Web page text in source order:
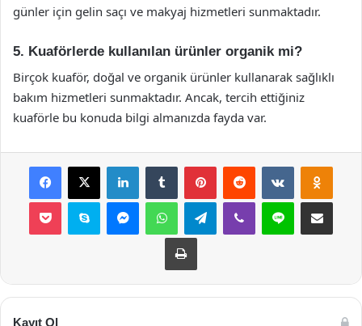
günler için gelin saçı ve makyaj hizmetleri sunmaktadır.
5. Kuaförlerde kullanılan ürünler organik mi?
Birçok kuaför, doğal ve organik ürünler kullanarak sağlıklı
bakım hizmetleri sunmaktadır. Ancak, tercih ettiğiniz
kuaförle bu konuda bilgi almanızda fayda var.
Facebook
X LinkedInTumblr PinterestReddit VKontakte
Pocket Skype MessengerWhatsAppTelegramViber Line E-Posta ile
Yazdır
Kayıt Ol